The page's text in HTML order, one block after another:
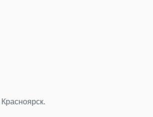
кадр показал аэропорт с разных